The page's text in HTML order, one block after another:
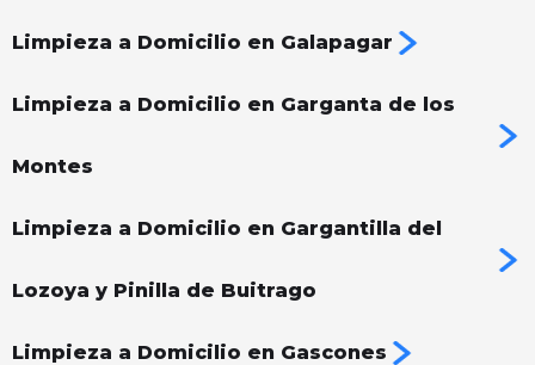
Limpieza a Domicilio en Galapagar
Limpieza a Domicilio en Garganta de los
Montes
Limpieza a Domicilio en Gargantilla del
Lozoya y Pinilla de Buitrago
Limpieza a Domicilio en Gascones